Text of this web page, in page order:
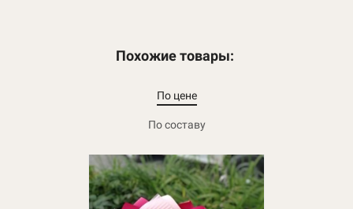
Похожие товары:
По цене
По составу